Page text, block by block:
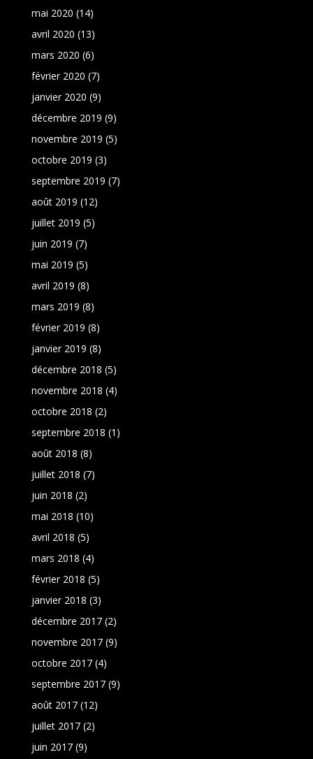
mai 2020 (14)
avril 2020 (13)
mars 2020 (6)
février 2020 (7)
janvier 2020 (9)
décembre 2019 (9)
novembre 2019 (5)
octobre 2019 (3)
septembre 2019 (7)
août 2019 (12)
juillet 2019 (5)
juin 2019 (7)
mai 2019 (5)
avril 2019 (8)
mars 2019 (8)
février 2019 (8)
janvier 2019 (8)
décembre 2018 (5)
novembre 2018 (4)
octobre 2018 (2)
septembre 2018 (1)
août 2018 (8)
juillet 2018 (7)
juin 2018 (2)
mai 2018 (10)
avril 2018 (5)
mars 2018 (4)
février 2018 (5)
janvier 2018 (3)
décembre 2017(2)
novembre 2017(9)
octobre 2017(4)
septembre 2017(9)
août 2017(12)
juillet 2017(2)
juin 2017(9)